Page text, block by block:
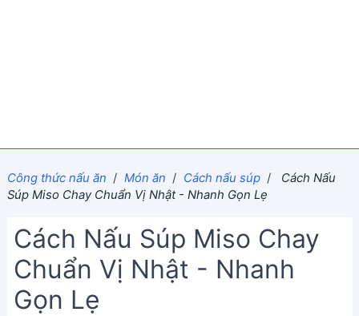
Công thức nấu ăn / Món ăn / Cách nấu súp /
Cách Nấu
Súp Miso Chay Chuẩn Vị Nhật - Nhanh Gọn Lẹ
Cách Nấu Súp Miso Chay
Chuẩn Vị Nhật - Nhanh
Gọn Lẹ